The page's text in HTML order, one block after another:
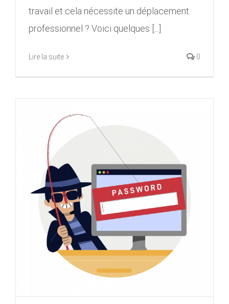
travail et cela nécessite un déplacement
professionnel ? Voici quelques [...]
Lire la suite 0